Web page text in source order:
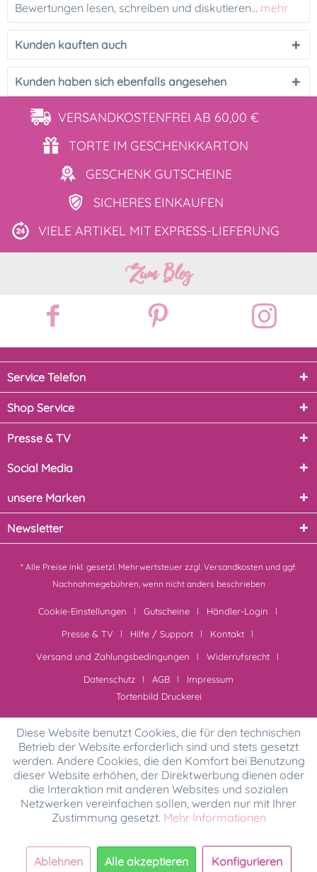
Bewertungen lesen, schreiben und diskutieren... mehr
Kunden kauften auch
Kunden haben sich ebenfalls angesehen
VERSANDKOSTENFREI AB 60,00 €
TORTE IM GESCHENKKARTON
GESCHENK GUTSCHEINE
SICHERES EINKAUFEN
VIELE ARTIKEL MIT EXPRESS-LIEFERUNG
Zum Blog
Service Telefon
Shop Service
Presse & TV
Social Media
unsere Marken
Newsletter
* Alle Preise inkl. gesetzl. Mehrwertsteuer zzgl. Versandkosten und ggf.
Nachnahmegebühren, wenn nicht anders beschrieben
Cookie-Einstellungen Gutscheine
Händler-Login
Presse & TV
Hilfe / Support
Kontakt
Versand und Zahlungsbedingungen
Widerrufsrecht
Datenschutz
AGB
Impressum
Tortenbild Druckerei
Diese Website benutzt Cookies, die für den technischen
Betrieb der Website erforderlich sind und stets gesetzt
werden. Andere Cookies, die den Komfort bei Benutzung
dieser Website erhöhen, der Direktwerbung dienen oder
die Interaktion mit anderen Websites und sozialen
Netzwerken vereinfachen sollen, werden nur mit Ihrer
Zustimmung gesetzt. Mehr Informationen
Ablehnen Alle akzeptieren Konfigurieren